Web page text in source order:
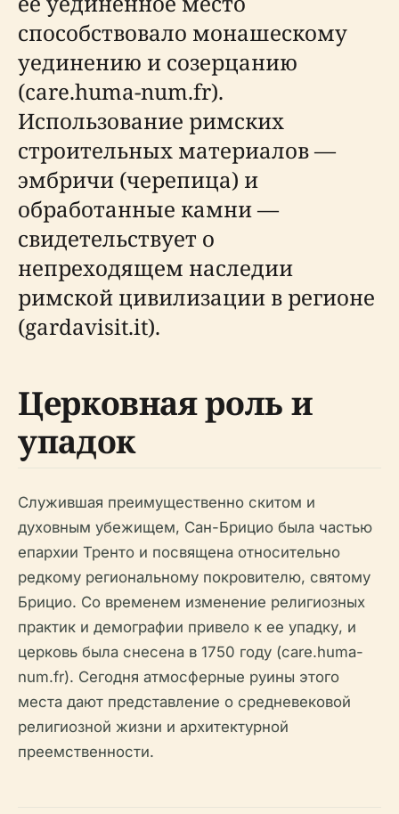
способствовало монашескому
уединению и созерцанию
(care.huma-num.fr).
Использование римских
строительных материалов —
эмбричи (черепица) и
обработанные камни —
свидетельствует о
непреходящем наследии
римской цивилизации в регионе
(gardavisit.it).
Церковная роль и
упадок
Служившая преимущественно скитом и
духовным убежищем, Сан-Брицио была частью
епархии Тренто и посвящена относительно
редкому региональному покровителю, святому
Брицио. Со временем изменение религиозных
практик и демографии привело к ее упадку, и
церковь была снесена в 1750 году (care.huma-
num.fr). Сегодня атмосферные руины этого
места дают представление о средневековой
религиозной жизни и архитектурной
преемственности.